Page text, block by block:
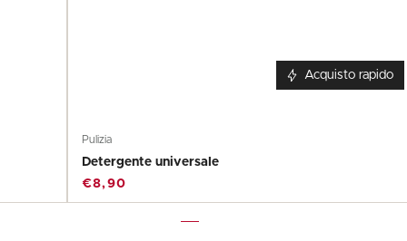
Acquisto rapido
Pulizia
Detergente universale
€8,90